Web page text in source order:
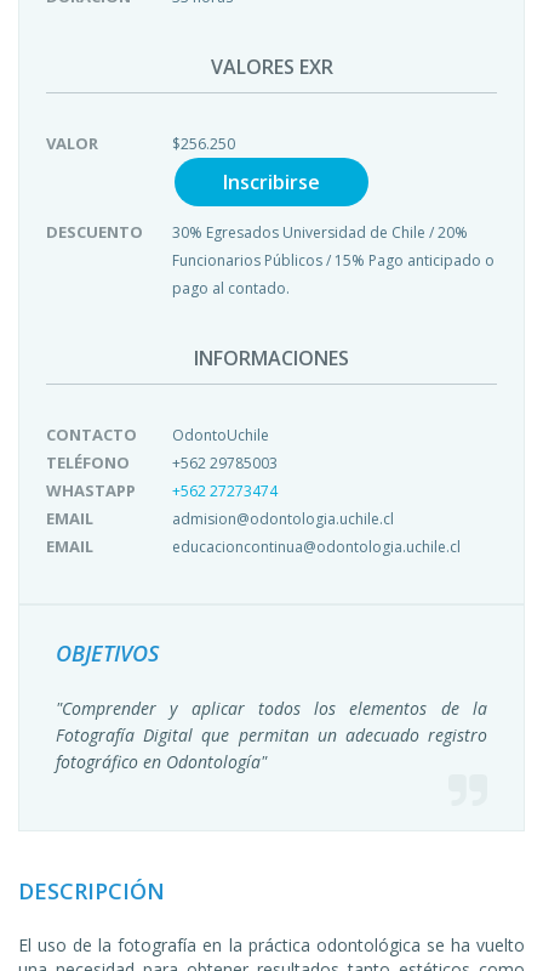
VALORES EXR
VALOR $256.250
Inscribirse
DESCUENTO
30% Egresados Universidad de Chile / 20%
Funcionarios Públicos / 15% Pago anticipado o
pago al contado.
INFORMACIONES
CONTACTO OdontoUchile
TELÉFONO +562 29785003
WHASTAPP +562 27273474
EMAIL admision@odontologia.uchile.cl
EMAIL educacioncontinua@odontologia.uchile.cl
OBJETIVOS
"Comprender y aplicar todos los elementos de la
Fotografía Digital que permitan un adecuado registro
fotográfico en Odontología"
DESCRIPCIÓN
El uso de la fotografía en la práctica odontológica se ha vuelto